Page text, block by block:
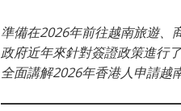
準備在2026年前往越南旅遊、
政府近年來針對簽證政策進行
全面講解2026年香港人申請越